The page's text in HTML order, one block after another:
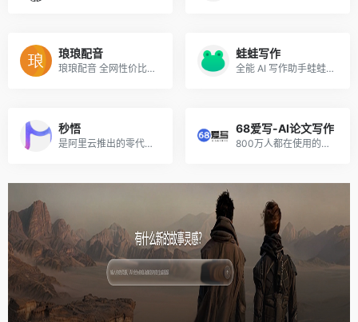
琅琅配音
琅琅配音 全网性价比遥遥领先的配音平台
蛙蛙写作
全能 AI 写作助手蛙蛙写作，主推 AI写小说、写剧本 和 AI生成漫剧功能，让创作高效又省心。
秒悟
是阿里云推出的零代码AI应用创作平台，无需编程基础，仅靠自然语言描述需求，即可依托多模型协同，分钟级生成含前后端、数据库的完整网页与应用，自动调配云端资源并一键部署上线，适配个人建站、活动页面、简易后台搭建等多元场景，大幅降低应用开发门槛。
68爱写-AI论文写作
800万人都在使用的高质量原创AI论文写作平台，免费生成大纲，可无限改稿，包过查重！